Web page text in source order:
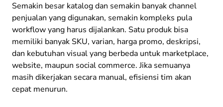
Semakin besar katalog dan semakin banyak channel
penjualan yang digunakan, semakin kompleks pula
workflow yang harus dijalankan. Satu produk bisa
memiliki banyak SKU, varian, harga promo, deskripsi,
dan kebutuhan visual yang berbeda untuk marketplace,
website, maupun social commerce. Jika semuanya
masih dikerjakan secara manual, efisiensi tim akan
cepat menurun.